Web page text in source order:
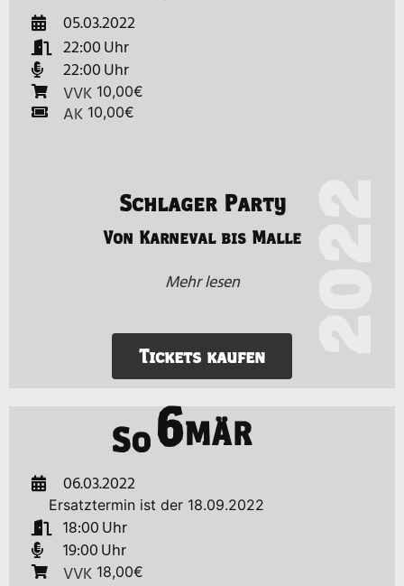
05.03.2022
22:00
22:00
VVK 10,00€
AK 10,00€
Schlager Party
Von Karneval bis Malle
Mehr lesen
Tickets kaufen 2022
So6MÄR
06.03.2022
Ersatztermin ist der 18.09.2022
18:00
19:00
VVK 18,00€